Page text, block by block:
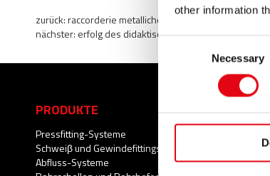
other information
Necessary
zurück:raccorderie metalliche auf der smm 2024 –
nächster: erfolg des didaktischen
PRODUKTE
Pressfitting-Systeme
Schweiβ und Gewindefittings
Abfluss-Systeme